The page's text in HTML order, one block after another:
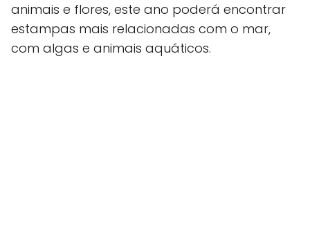
animais e flores, este ano poderá encontrar
estampas mais relacionadas com o mar,
com algas e animais aquáticos.